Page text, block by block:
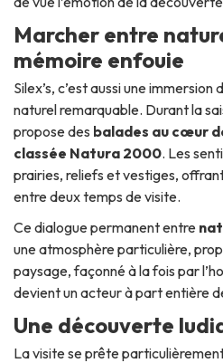
Marcher entre
mémoire enfouie
Silex’s, c’est aussi une
naturel remarquable. Durant la
propose des balades au cœur
classée Natura 2000. Les
prairies, reliefs et vestiges,
entre deux temps de visite.
Ce dialogue permanent entre
une atmosphère particulière,
paysage, façonné à la fois par
devient un acteur à part entière
Une découverte
La visite se prête